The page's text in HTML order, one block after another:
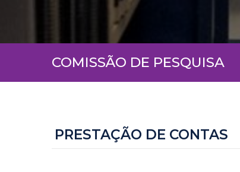
COMISSÃO DE PESQUISA
PRESTAÇÃO DE CONTAS